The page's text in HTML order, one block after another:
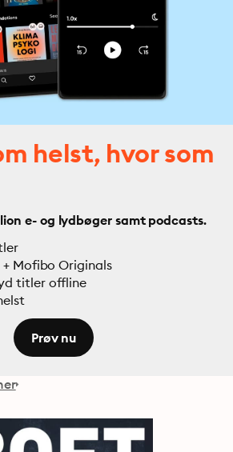
helst, hvor som
e- og lydbøger samt podcasts.
Mofibo Originals
titler offline
Prøv nu